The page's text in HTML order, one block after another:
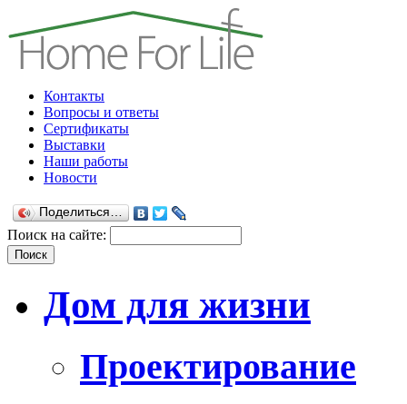
Контакты
Вопросы и ответы
Сертификаты
Выставки
Наши работы
Новости
Поделиться…
Поиск на сайте:
Дом для жизни
Проектирование